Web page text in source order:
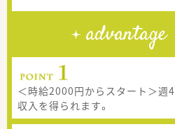
advantage
＜時給2000円からスタート＞週
収入を得られます。